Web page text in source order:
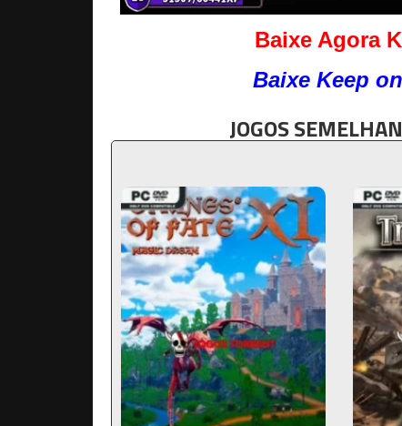
Baixe Agora
Baixe Keep
JOGOS